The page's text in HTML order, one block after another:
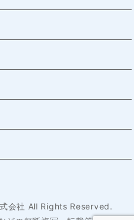
会社 All Rights Reserved.